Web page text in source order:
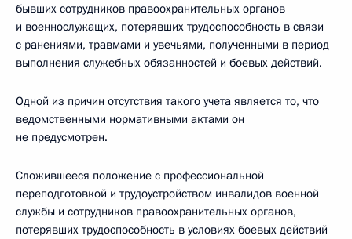
бывших сотрудников правоохранительных органов
и военнослужащих, потерявших трудоспособность в связи
с ранениями, травмами и увечьями, полученными в период
выполнения служебных обязанностей и боевых действий.
Одной из причин отсутствия такого учета является то, что
ведомственными нормативными актами он
не предусмотрен.
Сложившееся положение с профессиональной
переподготовкой и трудоустройством инвалидов военной
службы и сотрудников правоохранительных органов,
потерявших трудоспособность в условиях боевых действий